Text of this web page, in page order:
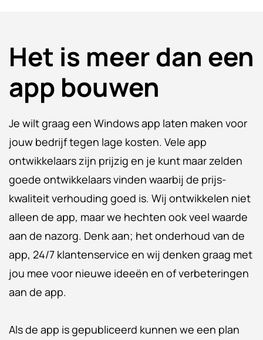
Het is meer dan een
app bouwen
Je wilt graag een Windows app laten maken voor
jouw bedrijf tegen lage kosten. Vele app
ontwikkelaars zijn prijzig en je kunt maar zelden
goede ontwikkelaars vinden waarbij de prijs-
kwaliteit verhouding goed is. Wij ontwikkelen niet
alleen de app, maar we hechten ook veel waarde
aan de nazorg. Denk aan; het onderhoud van de
app, 24/7 klantenservice en wij denken graag met
jou mee voor nieuwe ideeën en of verbeteringen
aan de app.
Als de app is gepubliceerd kunnen we een plan